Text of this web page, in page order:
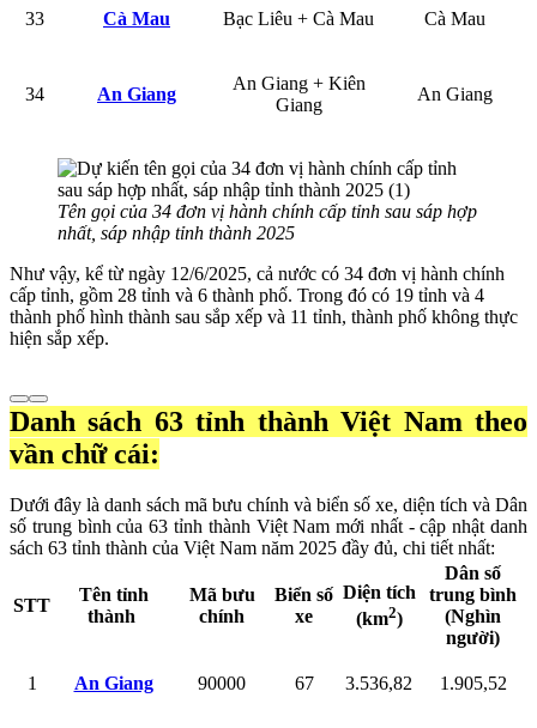
33 Cà Mau Bạc Liêu + Cà Mau Cà Mau
34 An Giang
An Giang + Kiên
Giang
An Giang
Tên gọi của 34 đơn vị hành chính cấp tỉnh sau sáp hợp
nhất, sáp nhập tỉnh thành 2025
Như vậy, kể từ ngày 12/6/2025, cả nước có 34 đơn vị hành chính
cấp tỉnh, gồm 28 tỉnh và 6 thành phố. Trong đó có 19 tỉnh và 4
thành phố hình thành sau sắp xếp và 11 tỉnh, thành phố không thực
hiện sắp xếp.
Danh sách 63 tỉnh thành Việt Nam theo
vần chữ cái:
Dưới đây là danh sách mã bưu chính và biển số xe, diện tích và Dân
số trung bình của 63 tỉnh thành Việt Nam mới nhất - cập nhật danh
sách 63 tỉnh thành của Việt Nam năm 2025 đầy đủ, chi tiết nhất:
STT
Tên tỉnh
thành
Mã bưu
chính
Biển số
xe
Diện tích
(km2)
Dân số
trung bình
(Nghìn
người)
1 An Giang 90000 67 3.536,82 1.905,52